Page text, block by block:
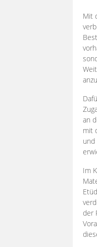
Mit
an
mit
und
Im
der